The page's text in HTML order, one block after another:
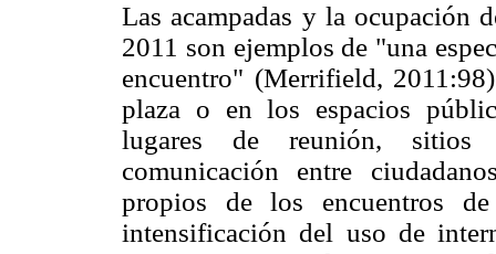
Las acampadas y la ocupación
2011 son ejemplos de "una
encuentro" (Merrifield,
plaza o en los espacios
lugares de reunión, sitios
comunicación entre
propios de los encuentros
intensificación del uso de